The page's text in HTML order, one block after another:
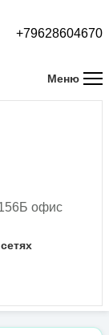
+79628604670
Меню
156Б офис